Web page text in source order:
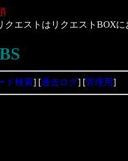
エストはリクエストBOXに
ド検索] [過去ログ] [管理用]